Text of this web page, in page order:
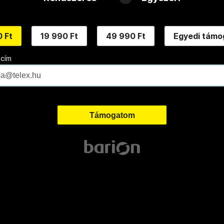
Ft 19 990 Ft 49 990 Ft Egyedi